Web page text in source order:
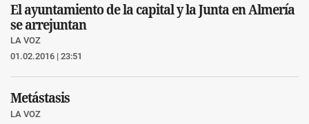
El ayuntamiento de la capital y la Junta en Almería
se arrejuntan
LA VOZ
01.02.2016 | 23:51
Metástasis
LA VOZ